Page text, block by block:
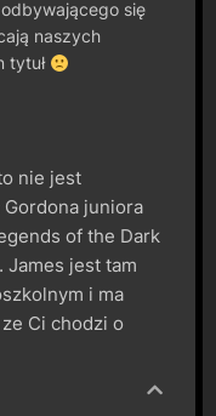
się
naszych
tytuł
nie jest
Gordona juniora
of the Dark
James jest tam
i ma
Ci chodzi o